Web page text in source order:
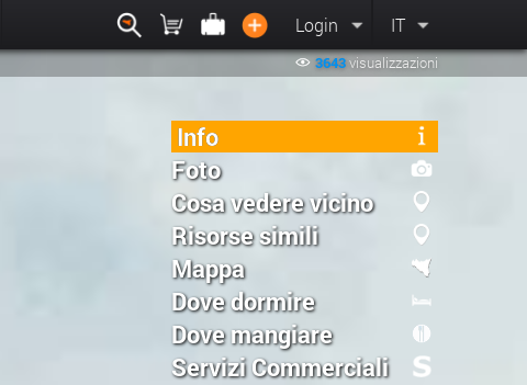
Login IT
3643visualizzazioni
Info
Foto
Cosa vedere vicino
Risorse simili
Mappa
Dove dormire
Dove mangiare
Servizi Commerciali